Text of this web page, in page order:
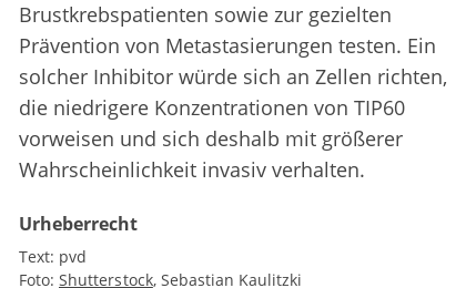
Brustkrebspatienten sowie zur gezielten
Prävention von Metastasierungen testen. Ein
solcher Inhibitor würde sich an Zellen richten,
die niedrigere Konzentrationen von TIP60
vorweisen und sich deshalb mit größerer
Wahrscheinlichkeit invasiv verhalten.
Urheberrecht
Text: pvd
Foto: Shutterstock Sebastian Kaulitzki